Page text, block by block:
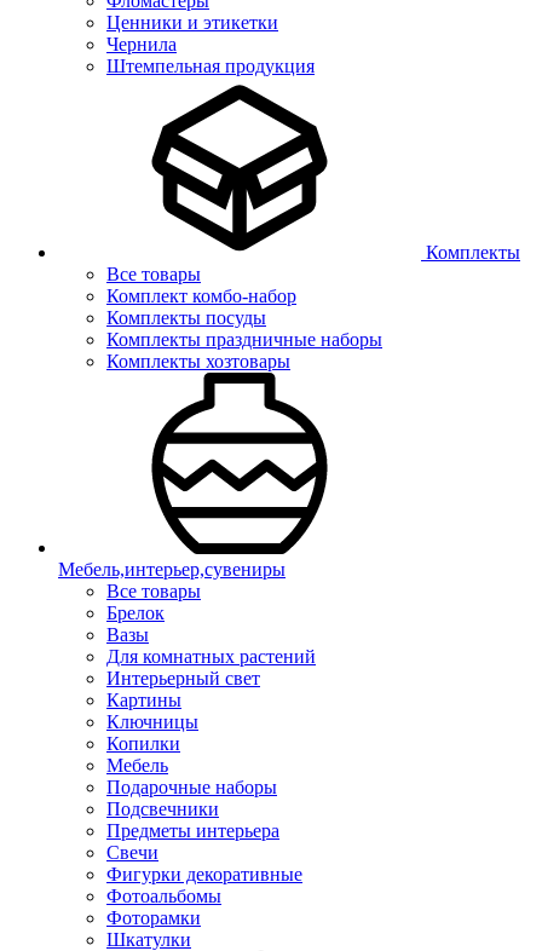
Ценники и этикетки
Чернила
Штемпельная продукция
Комплекты
Все товары
Комплект комбо-набор
Комплекты посуды
Комплекты праздничные наборы
Комплекты хозтовары
Мебель,интерьер,сувениры
Все товары
Брелок
Вазы
Для комнатных растений
Интерьерный свет
Картины
Ключницы
Копилки
Мебель
Подарочные наборы
Подсвечники
Предметы интерьера
Свечи
Фигурки декоративные
Фотоальбомы
Фоторамки
Шкатулки